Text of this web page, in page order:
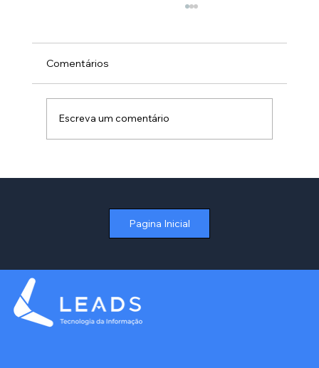
Pagina Inicial
Planilhas
Comentários
Escreva um comentário